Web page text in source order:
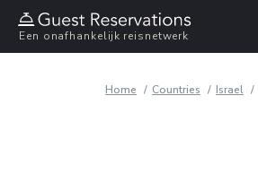
Een onafhankelijk reisnetwerk
Home Countries Israel